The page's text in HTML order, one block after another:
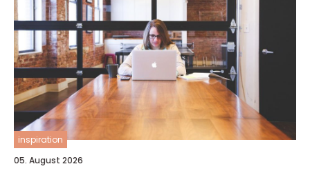
inspiration
05. August 2026